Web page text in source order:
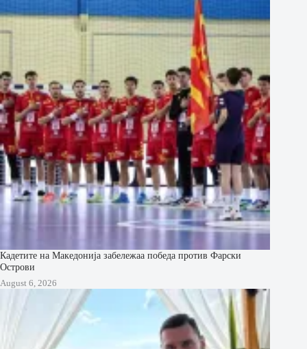
Кадетите на Македонија забележаа победа против Фарски
Острови
August 6, 2026